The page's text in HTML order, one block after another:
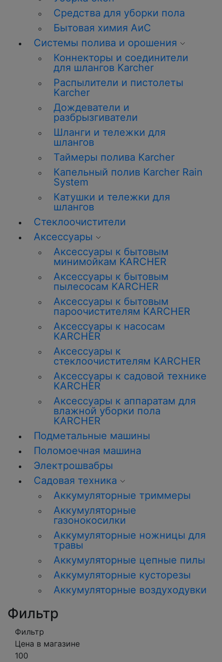
Средства для уборки пола
Бытовая химия АиС
Системы полива и орошения
Коннекторы и соединители
для шлангов Karcher
Распылители и пистолеты
Karcher
Дождеватели и
разбрызгиватели
Шланги и тележки для
шлангов
Таймеры полива Karcher
Капельный полив Karcher Rain
System
Катушки и тележки для
шлангов
Стеклоочистители
Аксессуары
Аксессуары к бытовым
минимойкам KARCHER
Аксессуары к бытовым
пылесосам KARCHER
Аксессуары к бытовым
пароочистителям KARCHER
Аксессуары к насосам
KARCHER
Аксессуары к
стеклоочистителям KARCHER
Аксессуары к садовой технике
KARCHER
Аксессуары к аппаратам для
влажной уборки пола
KARCHER
Подметальные машины
Поломоечная машина
Электрошвабры
Садовая техника
Аккумуляторные триммеры
Аккумуляторные
газонокосилки
Аккумуляторные ножницы для
травы
Аккумуляторные цепные пилы
Аккумуляторные кусторезы
Аккумуляторные воздуходувки
Фильтр
Фильтр
Цена в магазине
100